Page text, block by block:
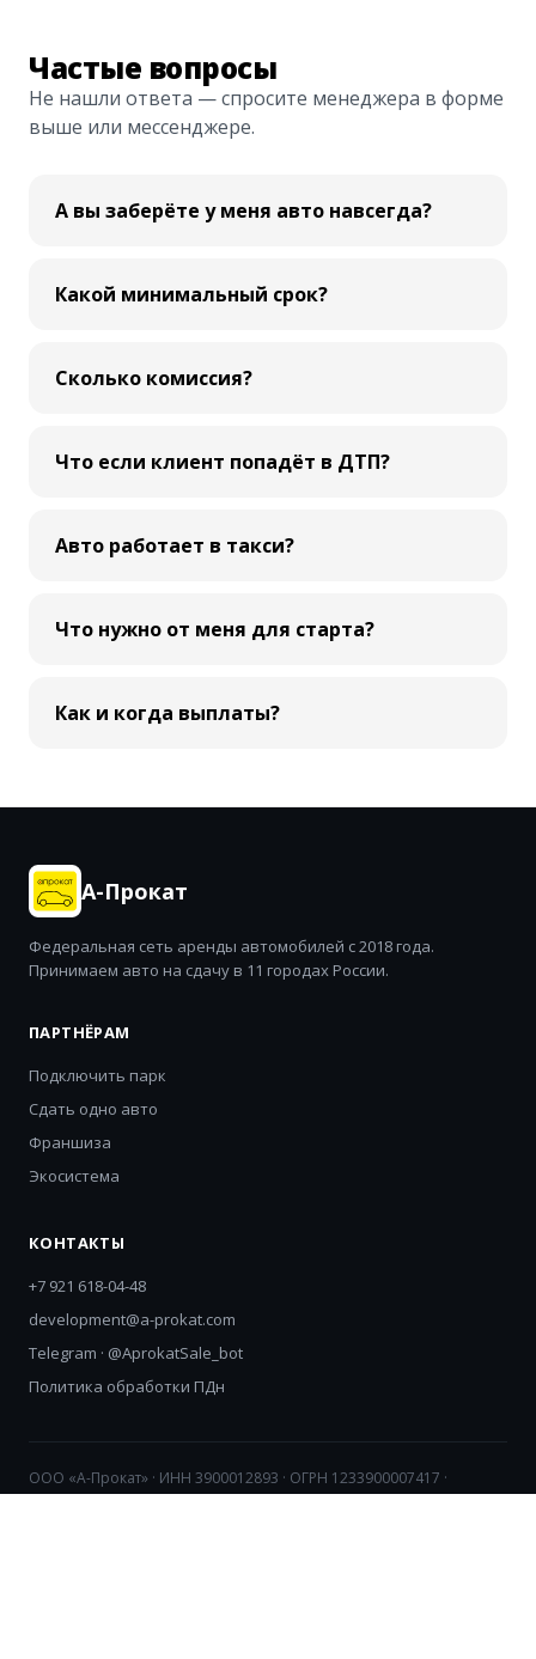
Частые вопросы
Не нашли ответа — спросите менеджера в форме
выше или мессенджере.
А вы заберёте у меня авто навсегда?
Какой минимальный срок?
Сколько комиссия?
Что если клиент попадёт в ДТП?
Авто работает в такси?
Что нужно от меня для старта?
Как и когда выплаты?
А-Прокат
Федеральная сеть аренды автомобилей с 2018 года.
Принимаем авто на сдачу в 11 городах России.
ПАРТНЁРАМ
Подключить парк
Сдать одно авто
Франшиза
Экосистема
КОНТАКТЫ
+7 921 618-04-48
development@a-prokat.com
Telegram · @AprokatSale_bot
Политика обработки ПДн
ООО «А-Прокат» · ИНН 3900012893 · ОГРН 1233900007417 ·
Калининград, Баранова, 2Б · Товарный знак №1014776